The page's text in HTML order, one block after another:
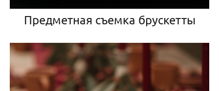
Предметная съемка брускетты